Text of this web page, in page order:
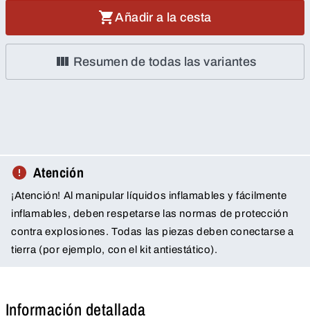
Añadir a la cesta
Resumen de todas las variantes
Atención
¡Atención! Al manipular líquidos inflamables y fácilmente
inflamables, deben respetarse las normas de protección
contra explosiones. Todas las piezas deben conectarse a
tierra (por ejemplo, con el kit antiestático).
Información detallada